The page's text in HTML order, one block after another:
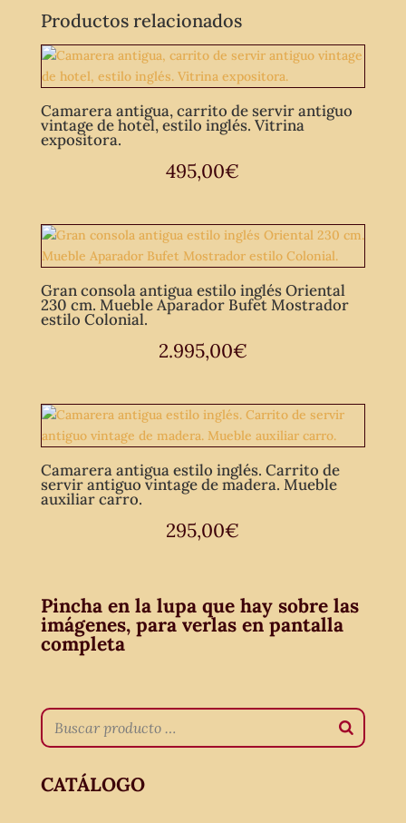
café
cantidad
Productos relacionados
Camarera antigua, carrito de servir antiguo
vintage de hotel, estilo inglés. Vitrina
expositora.
495,00€
Gran consola antigua estilo inglés Oriental
230 cm. Mueble Aparador Bufet Mostrador
estilo Colonial.
2.995,00€
Camarera antigua estilo inglés. Carrito de
servir antiguo vintage de madera. Mueble
auxiliar carro.
295,00€
Pincha en la lupa que hay sobre las
imágenes, para verlas en pantalla
completa
CATÁLOGO